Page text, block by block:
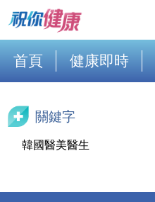
首頁 健康即時
關鍵字
韓國醫美醫生